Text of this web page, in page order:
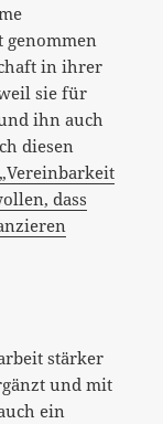
genommen
in ihrer
sie für
ihn auch
diesen
„Vereinbarkeit
dass
stärker
und mit
ein